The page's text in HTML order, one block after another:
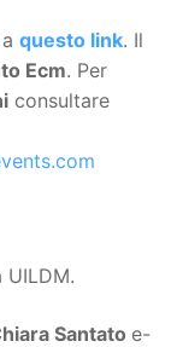
questo link. Il
Ecm. Per
consultare
Santato e-